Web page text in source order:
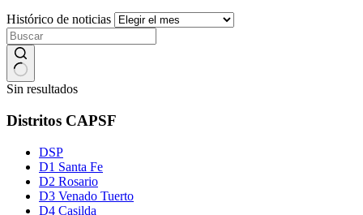
Histórico de noticias
Sin resultados
Distritos CAPSF
DSP
D1 Santa Fe
D2 Rosario
D3 Venado Tuerto
D4 Casilda